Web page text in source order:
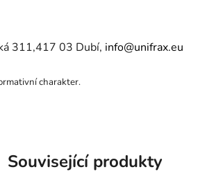
311,417 03 Dubí, info@unifrax.eu
charakter.
Související produkty